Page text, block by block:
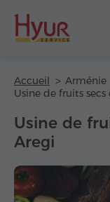
Accueil Arménie
Usine de
Aregi